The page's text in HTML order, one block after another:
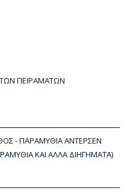
ΠΕΙΡΑΜΑΤΩΝ
- ΠΑΡΑΜΥΘΙΑ ΑΝΤΕΡΣΕΝ
ΚΑΙ ΑΛΛΑ ΔΙΗΓΗΜΑΤΑ)